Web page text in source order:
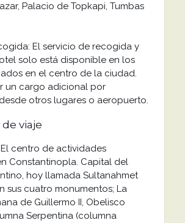
Palacio de Topkapi, Tumbas
El servicio de recogida y
solo está disponible en los
en el centro de la ciudad.
un cargo adicional por
otros lugares o aeropuerto.
viaje
centro de actividades
Constantinopla. Capital del
hoy llamada Sultanahmet
sus cuatro monumentos; La
de Guillermo II, Obelisco
Serpentina (columna